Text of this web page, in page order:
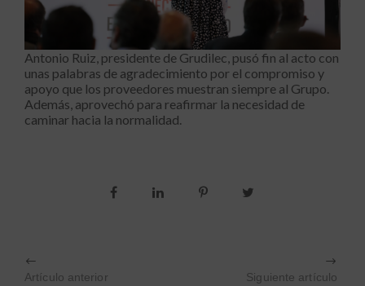
Antonio Ruiz, presidente de Grudilec, pusó fin al acto con
unas palabras de agradecimiento por el compromiso y
apoyo que los proveedores muestran siempre al Grupo.
Además, aprovechó para reafirmar la necesidad de
caminar hacia la normalidad.
Artículo anterior Siguiente artículo